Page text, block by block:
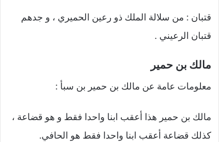
قتبان : من سلالة الملك ذو رعين الحميري ، و جدهم
قتبان الرعيني .
مالك بن حمير
معلومات عامة عن مالك بن حمير بن سبأ :
مالك بن حمير هذا أعقب ابنا واحدا فقط و هو قضاعة ،
كذلك قضاعة أعقب ابنا واحدا فقط هو الحافي.